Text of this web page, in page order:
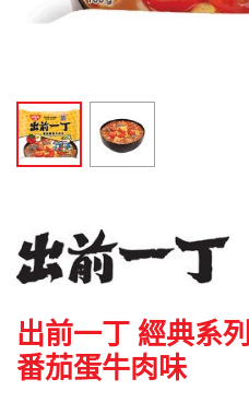
出前一丁 經典系列
番茄蛋牛肉味